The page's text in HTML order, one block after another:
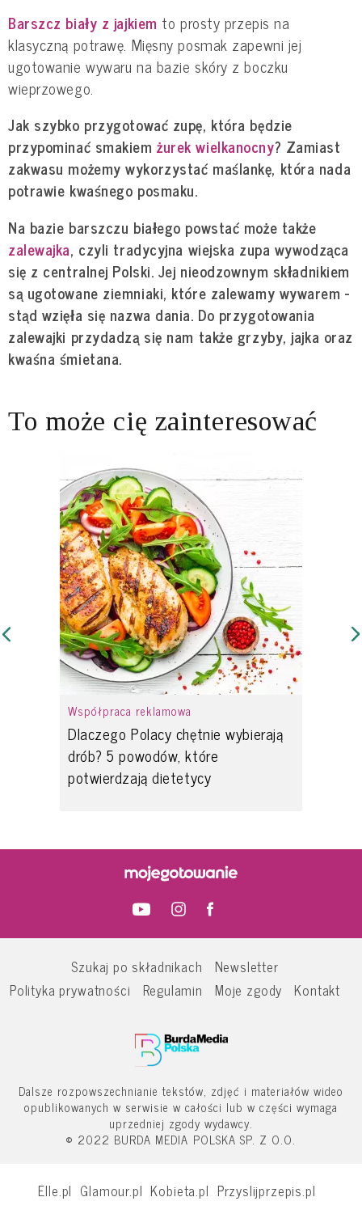
Barszcz biały z jajkiem to prosty przepis na
klasyczną potrawę. Mięsny posmak zapewni jej
ugotowanie wywaru na bazie skóry z boczku
wieprzowego.
Jak szybko przygotować zupę, która będzie
przypominać smakiemżurek wielkanocny? Zamiast
zakwasu możemy wykorzystać maślankę, która nada
potrawie kwaśnego posmaku.
Na bazie barszczu białego powstać może także
zalewajka, czyli tradycyjna wiejska zupa wywodząca
się z centralnej Polski. Jej nieodzownym składnikiem
są ugotowane ziemniaki, które zalewamy wywarem -
stąd wzięła się nazwa dania. Do przygotowania
zalewajki przydadzą się nam także grzyby, jajka oraz
kwaśna śmietana.
To może cię zainteresować
Współpraca reklamowa
Dlaczego Polacy chętnie wybierają
drób? 5 powodów, które
potwierdzają dietetycy
Szukaj po składnikach
Newsletter
Polityka prywatności
Regulamin Moje zgody Kontakt
Dalsze rozpowszechnianie tekstów, zdjęć i materiałów wideo
opublikowanych w serwisie w całości lub w części wymaga
uprzedniej zgody wydawcy.
© 2022 BURDA MEDIA POLSKA SP. Z O.O.
Elle.pl Glamour.pl Kobieta.pl Przyslijprzepis.pl